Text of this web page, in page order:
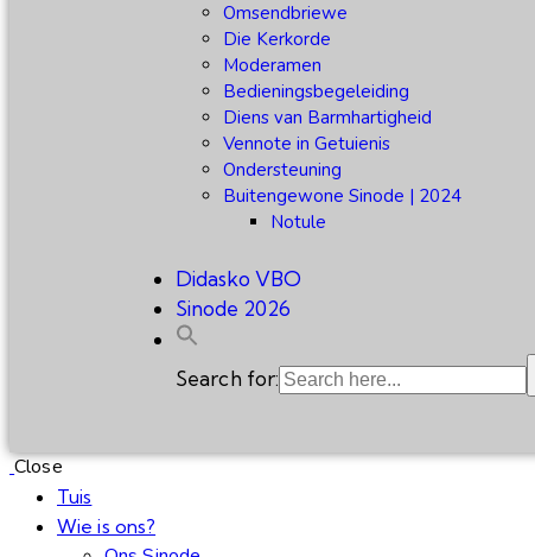
Omsendbriewe
Die Kerkorde
Moderamen
Bedieningsbegeleiding
Diens van Barmhartigheid
Vennote in Getuienis
Ondersteuning
Buitengewone Sinode | 2024
Notule
Didasko VBO
Sinode 2026
Search for:
Close
Tuis
Wie is ons?